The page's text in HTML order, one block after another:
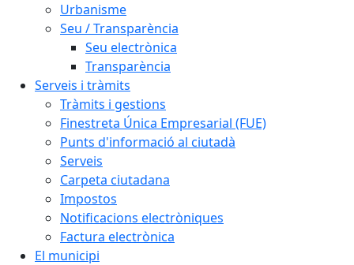
Urbanisme
Seu / Transparència
Seu electrònica
Transparència
Serveis i tràmits
Tràmits i gestions
Finestreta Única Empresarial (FUE)
Punts d'informació al ciutadà
Serveis
Carpeta ciutadana
Impostos
Notificacions electròniques
Factura electrònica
El municipi